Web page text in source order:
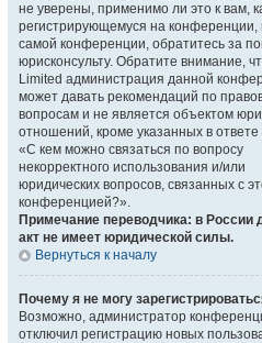
не уверены, применимо ли это к вам,
регистрирующемуся на конференции,
самой конференции, обратитесь за
юрисконсульту. Обратите внимание,
Limited администрация данной
может давать рекомендаций по
вопросам и не является объектом
отношений, кроме указанных в ответе
«С кем можно связаться по вопросу
некорректного использования и/или
юридических вопросов, связанных с
конференцией?».
Примечание переводчика: в России
акт не имеет юридической силы.
Вернуться к началу
Почему я не могу
Возможно, администратор
отключил регистрацию новых